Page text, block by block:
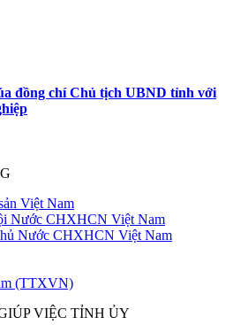
đồng chí Chủ tịch UBND tỉnh với
Việt Nam
Nước CHXHCN Việt Nam
Nước CHXHCN Việt Nam
(TTXVN)
VIỆC TỈNH ỦY